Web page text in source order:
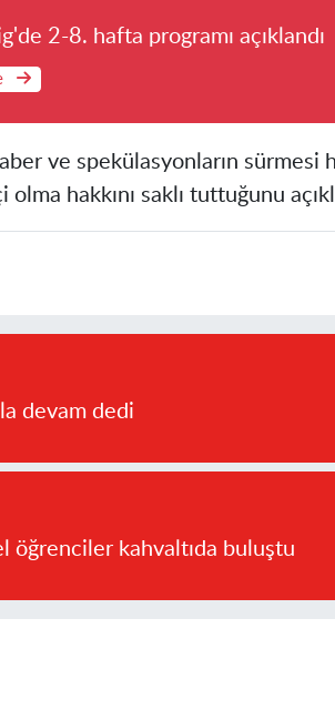
2-8. hafta programı açıklandı
ve spekülasyonların sürmesi
hakkını saklı tuttuğunu
devam dedi
öğrenciler kahvaltıda buluştu